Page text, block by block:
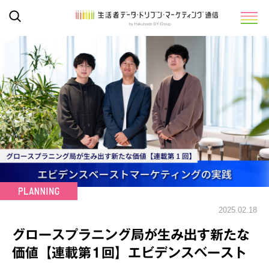
2025.02.18
グロースプラニング局が生み出す新たな
価値【連載第1回】エビデンスベースト